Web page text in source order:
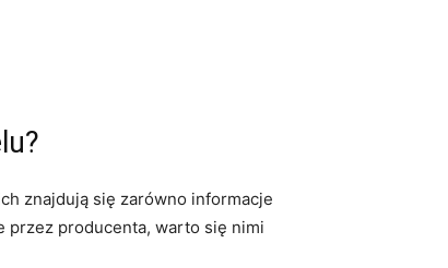
znajdują się zarówno informacje
przez producenta, warto się ​nimi